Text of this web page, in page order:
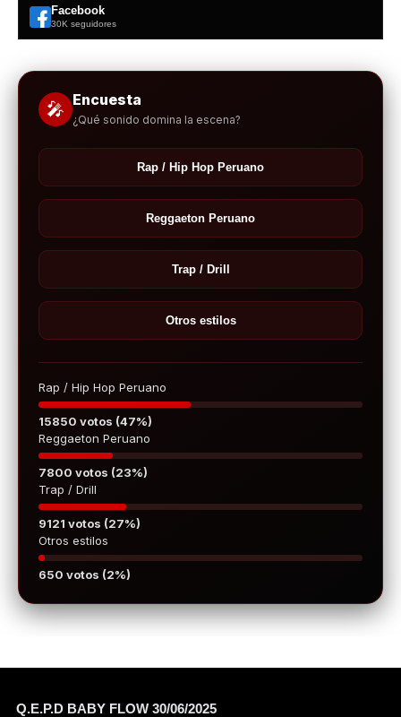
Facebook
30K seguidores
🎤 Encuesta
¿Qué sonido domina la escena?
Rap / Hip Hop Peruano
Reggaeton Peruano
Trap / Drill
Otros estilos
Rap / Hip Hop Peruano
15850 votos (47%)
Reggaeton Peruano
7800 votos (23%)
Trap / Drill
9121 votos (27%)
Otros estilos
650 votos (2%)
Q.E.P.D BABY FLOW 30/06/2025